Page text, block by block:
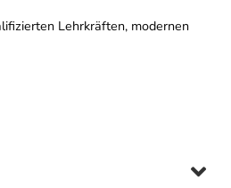
Lehrkräften, modernen